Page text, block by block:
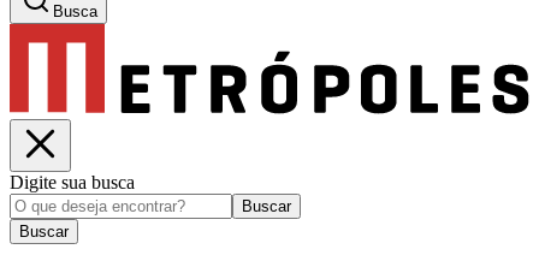
Busca
Digite sua busca
Buscar
Buscar